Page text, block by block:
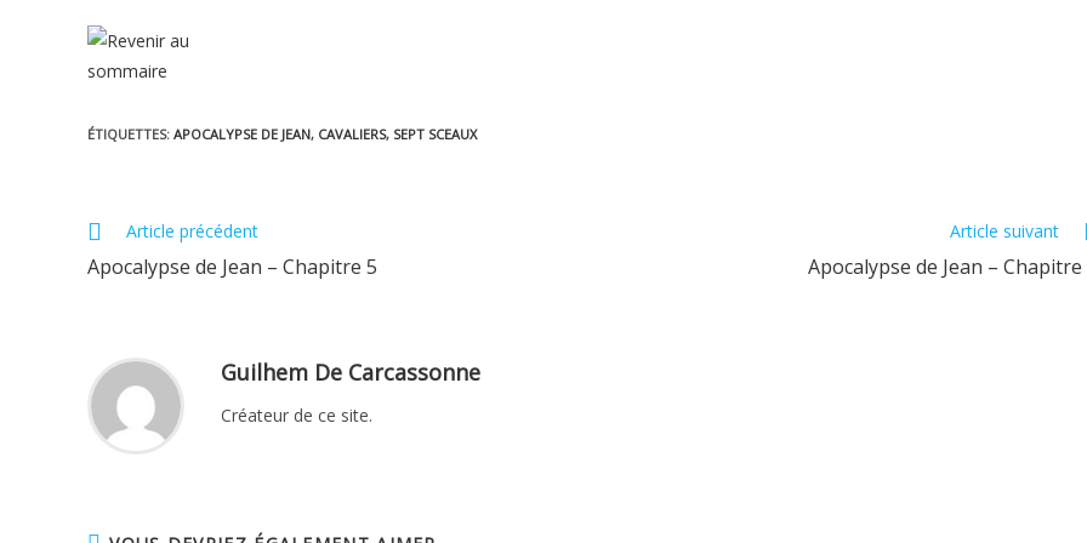
ÉTIQUETTES: APOCALYPSE DE JEAN, CAVALIERS, SEPT SCEAUX
Read
articles
Article précédent
Apocalypse de Jean – Chapitre 5
Article suivant
Apocalypse de Jean – Chapitre
Guilhem De Carcassonne
Créateur de ce site.